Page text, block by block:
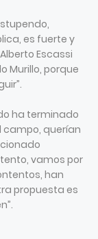
es fuerte y
Escassi
Murillo, porque
ha terminado
campo, querían
vamos por
han
propuesta es